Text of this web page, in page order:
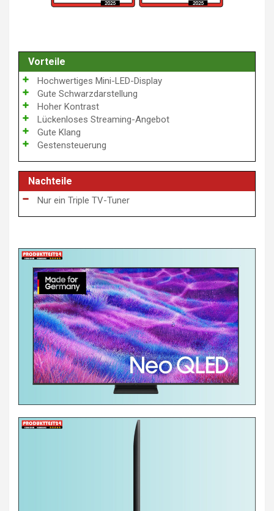
Vorteile
Hochwertiges Mini-LED-Display
Gute Schwarzdarstellung
Hoher Kontrast
Lückenloses Streaming-Angebot
Gute Klang
Gestensteuerung
Nachteile
Nur ein Triple TV-Tuner